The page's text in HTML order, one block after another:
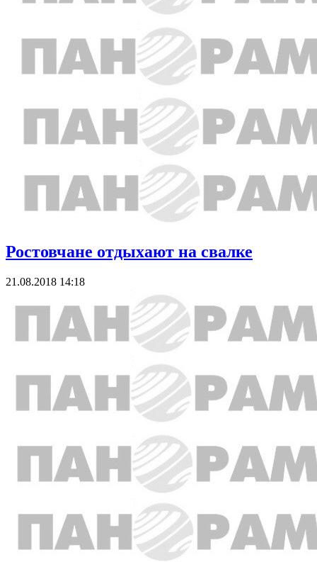
Ростовчане отдыхают на свалке
21.08.2018 14:18